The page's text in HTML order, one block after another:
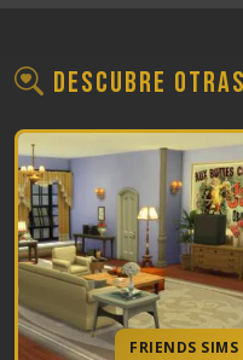
Descubre
FRIENDS SIMS